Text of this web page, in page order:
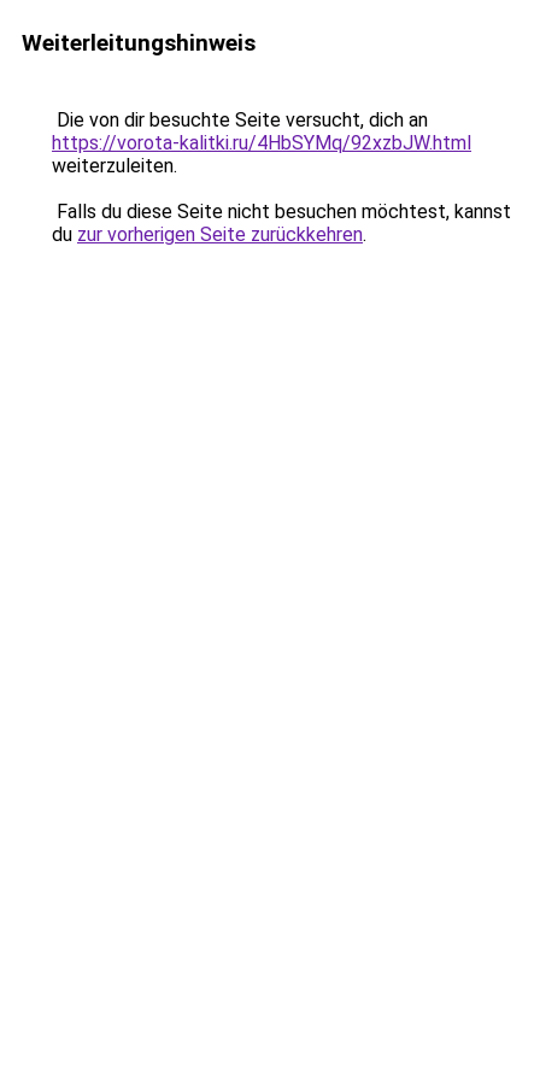
Weiterleitungshinweis
Die von dir besuchte Seite versucht, dich an
https://vorota-kalitki.ru/4HbSYMq/92xzbJW.html
weiterzuleiten.
Falls du diese Seite nicht besuchen möchtest, kannst
du zur vorherigen Seite zurückkehren.